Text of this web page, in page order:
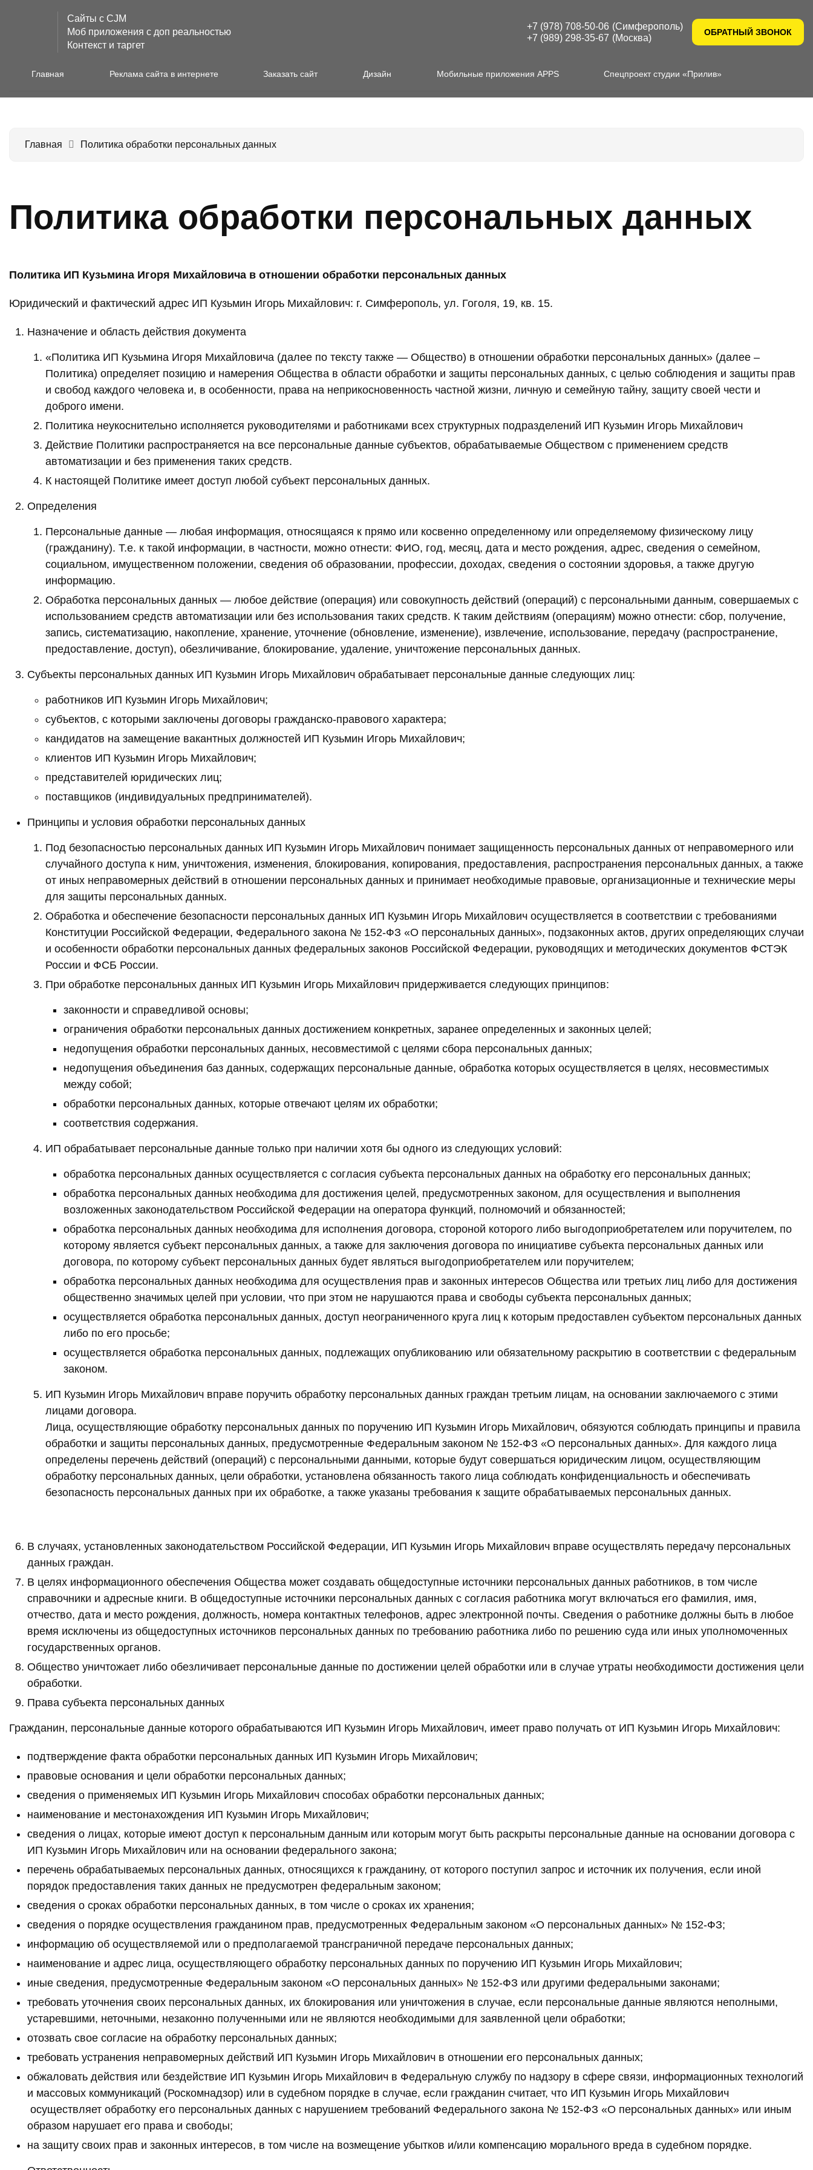
Сайты с CJM
Моб приложения с доп реальностью
Контекст и таргет
+7 (978) 708-50-06 (Симферополь)
+7 (989) 298-35-67 (Москва)
ОБРАТНЫЙ ЗВОНОК
Главная Реклама сайта в интернете Заказать сайт Дизайн Мобильные приложения APPS Спецпроект студии «Прилив»
Главная Политика обработки персональных данных
Политика обработки персональных данных
Политика ИП Кузьмина Игоря Михайловича в отношении обработки персональных данных
Юридический и фактический адрес ИП Кузьмин Игорь Михайлович: г. Симферополь, ул. Гоголя, 19, кв. 15.
Назначение и область действия документа
«Политика ИП Кузьмина Игоря Михайловича (далее по тексту также — Общество) в отношении обработки персональных данных» (далее –
Политика) определяет позицию и намерения Общества в области обработки и защиты персональных данных, с целью соблюдения и защиты прав
и свобод каждого человека и, в особенности, права на неприкосновенность частной жизни, личную и семейную тайну, защиту своей чести и
доброго имени.
Политика неукоснительно исполняется руководителями и работниками всех структурных подразделений ИП Кузьмин Игорь Михайлович
Действие Политики распространяется на все персональные данные субъектов, обрабатываемые Обществом с применением средств
автоматизации и без применения таких средств.
К настоящей Политике имеет доступ любой субъект персональных данных.
Определения
Персональные данные — любая информация, относящаяся к прямо или косвенно определенному или определяемому физическому лицу
(гражданину). Т.е. к такой информации, в частности, можно отнести: ФИО, год, месяц, дата и место рождения, адрес, сведения о семейном,
социальном, имущественном положении, сведения об образовании, профессии, доходах, сведения о состоянии здоровья, а также другую
информацию.
Обработка персональных данных — любое действие (операция) или совокупность действий (операций) с персональными данным, совершаемых с
использованием средств автоматизации или без использования таких средств. К таким действиям (операциям) можно отнести: сбор, получение,
запись, систематизацию, накопление, хранение, уточнение (обновление, изменение), извлечение, использование, передачу (распространение,
предоставление, доступ), обезличивание, блокирование, удаление, уничтожение персональных данных.
Субъекты персональных данных ИП Кузьмин Игорь Михайлович обрабатывает персональные данные следующих лиц:
работников ИП Кузьмин Игорь Михайлович;
субъектов, с которыми заключены договоры гражданско-правового характера;
кандидатов на замещение вакантных должностей ИП Кузьмин Игорь Михайлович;
клиентов ИП Кузьмин Игорь Михайлович;
представителей юридических лиц;
поставщиков (индивидуальных предпринимателей).
Принципы и условия обработки персональных данных
Под безопасностью персональных данных ИП Кузьмин Игорь Михайлович понимает защищенность персональных данных от неправомерного или
случайного доступа к ним, уничтожения, изменения, блокирования, копирования, предоставления, распространения персональных данных, а также
от иных неправомерных действий в отношении персональных данных и принимает необходимые правовые, организационные и технические меры
для защиты персональных данных.
Обработка и обеспечение безопасности персональных данных ИП Кузьмин Игорь Михайлович осуществляется в соответствии с требованиями
Конституции Российской Федерации, Федерального закона № 152-ФЗ «О персональных данных», подзаконных актов, других определяющих случаи
и особенности обработки персональных данных федеральных законов Российской Федерации, руководящих и методических документов ФСТЭК
России и ФСБ России.
При обработке персональных данных ИП Кузьмин Игорь Михайлович придерживается следующих принципов:
законности и справедливой основы;
ограничения обработки персональных данных достижением конкретных, заранее определенных и законных целей;
недопущения обработки персональных данных, несовместимой с целями сбора персональных данных;
недопущения объединения баз данных, содержащих персональные данные, обработка которых осуществляется в целях, несовместимых
между собой;
обработки персональных данных, которые отвечают целям их обработки;
соответствия содержания.
ИП обрабатывает персональные данные только при наличии хотя бы одного из следующих условий:
обработка персональных данных осуществляется с согласия субъекта персональных данных на обработку его персональных данных;
обработка персональных данных необходима для достижения целей, предусмотренных законом, для осуществления и выполнения
возложенных законодательством Российской Федерации на оператора функций, полномочий и обязанностей;
обработка персональных данных необходима для исполнения договора, стороной которого либо выгодоприобретателем или поручителем, по
которому является субъект персональных данных, а также для заключения договора по инициативе субъекта персональных данных или
договора, по которому субъект персональных данных будет являться выгодоприобретателем или поручителем;
обработка персональных данных необходима для осуществления прав и законных интересов Общества или третьих лиц либо для достижения
общественно значимых целей при условии, что при этом не нарушаются права и свободы субъекта персональных данных;
осуществляется обработка персональных данных, доступ неограниченного круга лиц к которым предоставлен субъектом персональных данных
либо по его просьбе;
осуществляется обработка персональных данных, подлежащих опубликованию или обязательному раскрытию в соответствии с федеральным
законом.
ИП Кузьмин Игорь Михайлович вправе поручить обработку персональных данных граждан третьим лицам, на основании заключаемого с этими
лицами договора.
Лица, осуществляющие обработку персональных данных по поручению ИП Кузьмин Игорь Михайлович, обязуются соблюдать принципы и правила
обработки и защиты персональных данных, предусмотренные Федеральным законом № 152-ФЗ «О персональных данных». Для каждого лица
определены перечень действий (операций) с персональными данными, которые будут совершаться юридическим лицом, осуществляющим
обработку персональных данных, цели обработки, установлена обязанность такого лица соблюдать конфиденциальность и обеспечивать
безопасность персональных данных при их обработке, а также указаны требования к защите обрабатываемых персональных данных.
В случаях, установленных законодательством Российской Федерации, ИП Кузьмин Игорь Михайлович вправе осуществлять передачу персональных
данных граждан.
В целях информационного обеспечения Общества может создавать общедоступные источники персональных данных работников, в том числе
справочники и адресные книги. В общедоступные источники персональных данных с согласия работника могут включаться его фамилия, имя,
отчество, дата и место рождения, должность, номера контактных телефонов, адрес электронной почты. Сведения о работнике должны быть в любое
время исключены из общедоступных источников персональных данных по требованию работника либо по решению суда или иных уполномоченных
государственных органов.
Общество уничтожает либо обезличивает персональные данные по достижении целей обработки или в случае утраты необходимости достижения цели
обработки.
Права субъекта персональных данных
Гражданин, персональные данные которого обрабатываются ИП Кузьмин Игорь Михайлович, имеет право получать от ИП Кузьмин Игорь Михайлович:
подтверждение факта обработки персональных данных ИП Кузьмин Игорь Михайлович;
правовые основания и цели обработки персональных данных;
сведения о применяемых ИП Кузьмин Игорь Михайлович способах обработки персональных данных;
наименование и местонахождения ИП Кузьмин Игорь Михайлович;
сведения о лицах, которые имеют доступ к персональным данным или которым могут быть раскрыты персональные данные на основании договора с
ИП Кузьмин Игорь Михайлович или на основании федерального закона;
перечень обрабатываемых персональных данных, относящихся к гражданину, от которого поступил запрос и источник их получения, если иной
порядок предоставления таких данных не предусмотрен федеральным законом;
сведения о сроках обработки персональных данных, в том числе о сроках их хранения;
сведения о порядке осуществления гражданином прав, предусмотренных Федеральным законом «О персональных данных» № 152-ФЗ;
информацию об осуществляемой или о предполагаемой трансграничной передаче персональных данных;
наименование и адрес лица, осуществляющего обработку персональных данных по поручению ИП Кузьмин Игорь Михайлович;
иные сведения, предусмотренные Федеральным законом «О персональных данных» № 152-ФЗ или другими федеральными законами;
требовать уточнения своих персональных данных, их блокирования или уничтожения в случае, если персональные данные являются неполными,
устаревшими, неточными, незаконно полученными или не являются необходимыми для заявленной цели обработки;
отозвать свое согласие на обработку персональных данных;
требовать устранения неправомерных действий ИП Кузьмин Игорь Михайлович в отношении его персональных данных;
обжаловать действия или бездействие ИП Кузьмин Игорь Михайлович в Федеральную службу по надзору в сфере связи, информационных технологий
и массовых коммуникаций (Роскомнадзор) или в судебном порядке в случае, если гражданин считает, что ИП Кузьмин Игорь Михайлович
осуществляет обработку его персональных данных с нарушением требований Федерального закона № 152-ФЗ «О персональных данных» или иным
образом нарушает его права и свободы;
на защиту своих прав и законных интересов, в том числе на возмещение убытков и/или компенсацию морального вреда в судебном порядке.